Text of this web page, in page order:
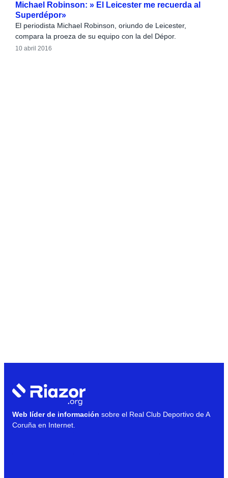
Michael Robinson: » El Leicester me recuerda al
Superdépor»
El periodista Michael Robinson, oriundo de Leicester,
compara la proeza de su equipo con la del Dépor.
10 abril 2016
Web líder de información sobre el Real Club Deportivo de A
Coruña en Internet.